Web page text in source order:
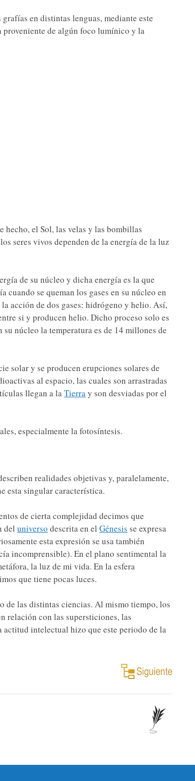
en distintas lenguas, mediante este
proveniente de algún foco lumínico y la
hecho, el Sol, las velas y las bombillas
seres vivos dependen de la energía de la luz
de su núcleo y dicha energía es la que
se queman los gases en su núcleo en
acción de dos gases: hidrógeno y helio. Así,
si y producen helio. Dicho proceso solo es
núcleo la temperatura es de 14 millones de
solar y se producen erupciones solares de
al espacio, las cuales son arrastradas
llegan a laTierray son desviadas por el
especialmente la fotosíntesis.
realidades objetivas y, paralelamente,
esta singular característica.
de cierta complejidad decimos que
del universo descrita en el Génesis se expresa
esta expresión se usa también
incomprensible). En el plano sentimental la
la luz de mi vida. En la esfera
que tiene pocas luces.
las distintas ciencias. Al mismo tiempo, los
relación con las supersticiones, las
actitud intelectual hizo que este periodo de la